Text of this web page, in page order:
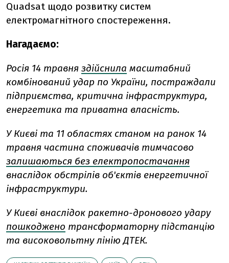
Quadsat щодо розвитку систем
електромагнітного спостереження.
Нагадаємо:
Росія 14 травня здійснила масштабний
комбінований удар по України, постраждали
підприємства, критична інфраструктура,
енергетика та приватна власність.
У Києві та 11 областях станом на ранок 14
травня частина споживачів тимчасово
залишаються без електропостачання
внаслідок обстрілів об'єктів енергетичної
інфраструктури.
У Києві внаслідок ракетно-дронового удару
пошкоджено трансформаторну підстанцію
та високовольтну лінію ДТЕК.